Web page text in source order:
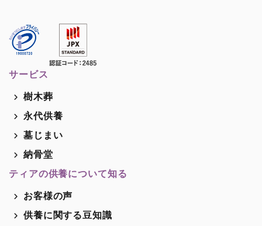
サービス
樹木葬
永代供養
墓じまい
納骨堂
ティアの供養について知る
お客様の声
供養に関する豆知識